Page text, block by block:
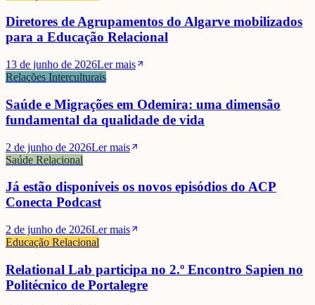
Diretores de Agrupamentos do Algarve mobilizados
para a Educação Relacional
13 de junho de 2026Ler mais
Relações Interculturais
Saúde e Migrações em Odemira: uma dimensão
fundamental da qualidade de vida
2 de junho de 2026Ler mais
Saúde Relacional
Já estão disponíveis os novos episódios do ACP
Conecta Podcast
2 de junho de 2026Ler mais
Educação Relacional
Relational Lab participa no 2.º Encontro Sapien no
Politécnico de Portalegre